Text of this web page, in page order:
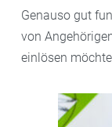
Genauso gut
von
einlösen